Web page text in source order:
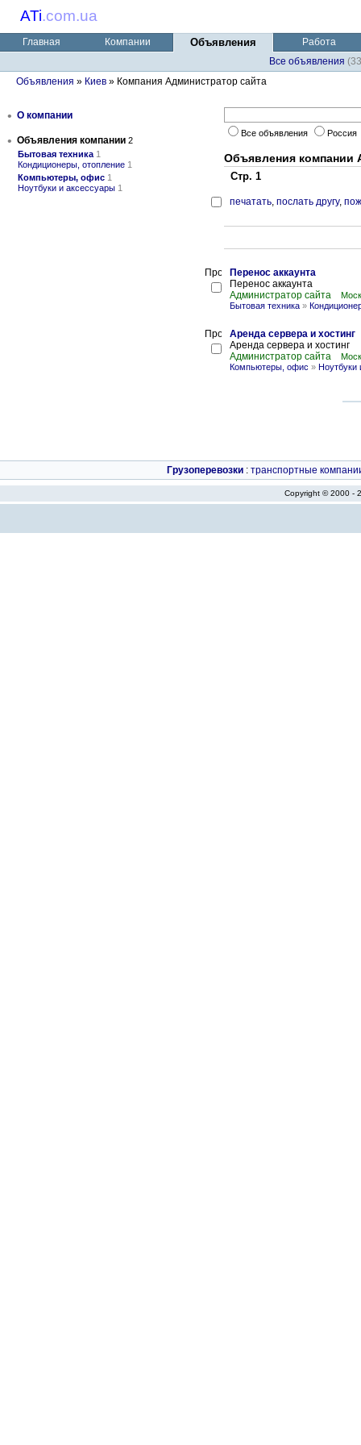
ATi.com.ua
Главная Компании Объявления
Работа
Все объявления
Объявления » Киев » Компания Администратор сайта
• О компании
• Объявления компании 2
Бытовая техника 1
Кондиционеры, отопление 1
Компьютеры, офис 1
Ноутбуки и аксессуары 1
Все объявления Россия
Объявления компании
Стр. 1
печатать, послать другу,
Перенос аккаунта
Перенос аккаунта
Администратор сайта
Бытовая техника »
Аренда сервера и хостинг
Аренда сервера и хостинг
Администратор сайта
Компьютеры, офис » Ноутбуки
Грузоперевозки : транспортные
Copyright © 2000 -